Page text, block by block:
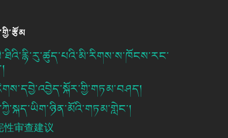
性审查建议